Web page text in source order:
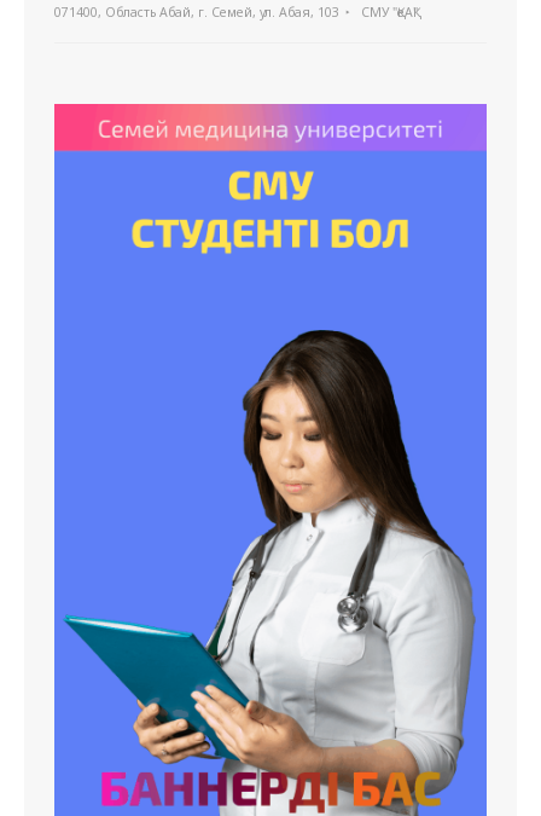
071400, Область Абай, г. Семей, ул. Абая, 103 СМУ "ҚеАҚ"